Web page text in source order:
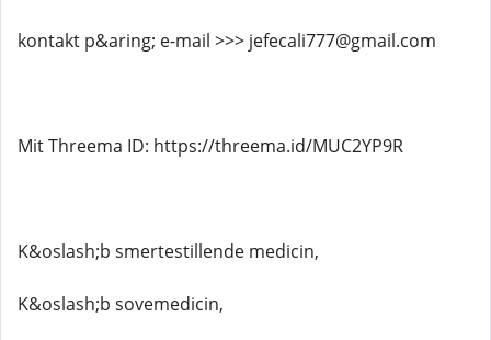
kontakt p&aring; e-mail >>> jefecali777@gmail.com
Mit Threema ID: https://threema.id/MUC2YP9R
K&oslash;b smertestillende medicin,
K&oslash;b sovemedicin,